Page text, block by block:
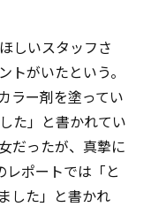
しいスタッフさ
トがいたという。
ラー剤を塗ってい
た」と書かれてい
だったが、真摯に
ポートでは「と
した」と書かれ